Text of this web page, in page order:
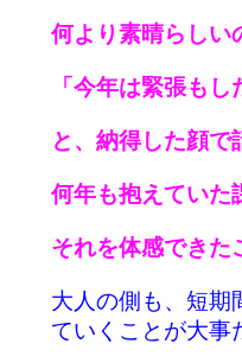
何より素晴らしい
「今年は緊張も
と、納得した顔で
何年も抱えていた
それを体感できた
大人の側も、短期
ていくことが大事